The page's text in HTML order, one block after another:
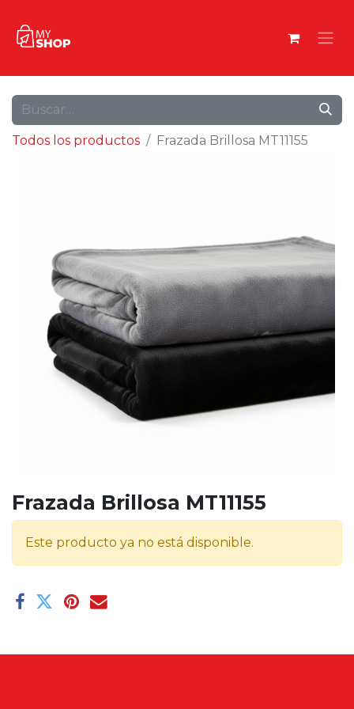
Todos los productos Frazada Brillosa MT11155
Frazada Brillosa MT11155
Este producto ya no está disponible.